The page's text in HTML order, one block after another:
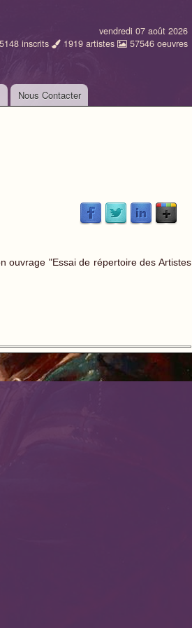
vendredi 07 août 2026
5148 inscrits 1919 artistes 57546 oeuvres
Nous Contacter
ouvrage "Essai de répertoire des Artistes